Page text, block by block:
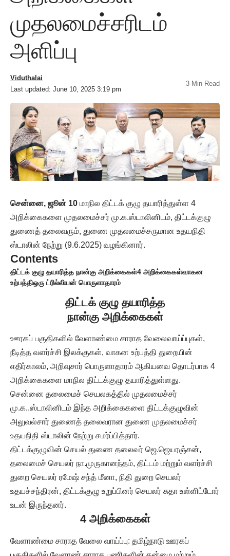
முதலமைச்சரிடம்
அளிப்பு
Last updated: June 10, 2025 3:19 pm
Viduthalai
3 Min Read
சென்னை, ஜூன் 10 மாநில திட்டக் குழு தயாரித்துள்ள 4
அறிக்கைகளை முதலமைச்சர் மு.க.ஸ்டாலினிடம், திட்டக்குழு
துணைத் தலைவரும், துணை முதலமைச்சருமான உதயநிதி
ஸ்டாலின் நேற்று (9.6.2025) வழங்கினார்.
Contents
திட்டக் குழு தயாரித்த நான்கு அறிக்கைகள்4 அறிக்கைகள்வாகன
உற்பத்திஒரு ட்ரில்லியன் பொருளாதாரம்
திட்டக் குழு தயாரித்த
நான்கு அறிக்கைகள்
ஊரகப் பகுதிகளில் வேளாண்மை சாராத வேலைவாய்ப்புகள்,
நீடித்த வளர்ச்சி இலக்குகள், வாகன உற்பத்தி துறையின்
எதிர்காலம், அறிவுசார் பொருளாதாரம் ஆகியவை தொடர்பாக 4
அறிக்கைகளை மாநில திட்டக்குழு தயாரித்துள்ளது.
சென்னை தலைமைச் செயலகத்தில் முதலமைச்சர்
மு.க..ஸ்டாலினிடம் இந்த அறிக்கைகளை திட்டக்குழுவின்
அலுவல்சார் துணைத் தலைவரான துணை முதலமைச்சர்
உதயநிதி ஸ்டாலின் நேற்று சமர்ப்பித்தார்.
திட்டக்குழுவின் செயல் துணை தலைவர் ஜெ.ஜெயரஞ்சன்,
தலைமைச் செயலர் நா.முருகானந்தம், திட்டம் மற்றும் வளர்ச்சி
துறை செயலர் ரமேஷ் சந்த் மீனா, நிதி துறை செயலர்
உதயச்சந்திரன், திட்டக்குழு உறுப்பினர் செயலர் சுதா உள்ளிட்டோர்
உடன் இருந்தனர்.
4 அறிக்கைகள்
வேளாண்மை சாராத வேலை வாய்ப்பு: தமிழ்நாடு ஊரகப்